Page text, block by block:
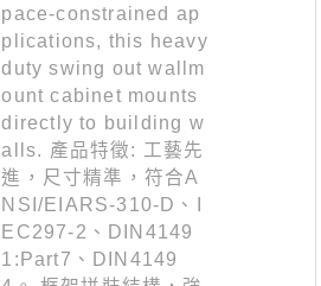
pace-constrained ap
plications, this heavy
duty swing out wallm
ount cabinet mounts
directly to building w
alls. 產品特徵: 工藝先
進，尺寸精準，符合A
NSI/EIARS-310-D、I
EC297-2、DIN4149
1:Part7、DIN4149